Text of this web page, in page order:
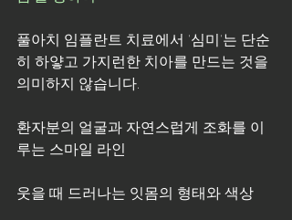
풀아치 임플란트 치료에서 '심미'는 단순
히 하얗고 가지런한 치아를 만드는 것을
의미하지 않습니다.
환자분의 얼굴과 자연스럽게 조화를 이
루는 스마일 라인
웃을 때 드러나는 잇몸의 형태와 색상